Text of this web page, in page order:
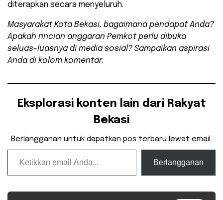
diterapkan secara menyeluruh.
Masyarakat Kota Bekasi, bagaimana pendapat Anda?
Apakah rincian anggaran Pemkot perlu dibuka
seluas-luasnya di media sosial? Sampaikan aspirasi
Anda di kolom komentar.
Eksplorasi konten lain dari Rakyat
Bekasi
Berlangganan untuk dapatkan pos terbaru lewat email.
Ketikkan email Anda...
Berlangganan